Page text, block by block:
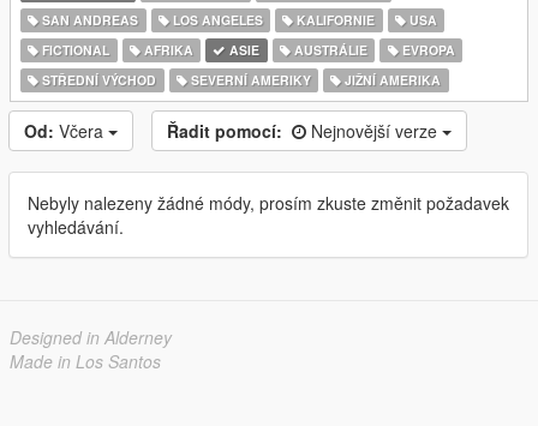
SAN ANDREAS
LOS ANGELES KALIFORNIE
USA
FICTIONAL
AFRIKA ASIE AUSTRÁLIE
EVROPA
STŘEDNÍ VÝCHOD
SEVERNÍ AMERIKY JIŽNÍ AMERIKA
Od: Včera Řadit pomocí: Nejnovější verze
Nebyly nalezeny žádné módy, prosím zkuste změnit požadavek
vyhledávání.
Designed in Alderney
Made in Los Santos